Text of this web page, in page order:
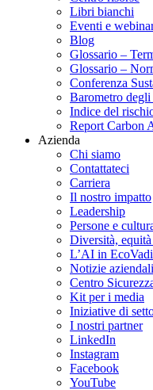
Libri bianchi
Eventi e
Blog
Glossario –
Glossario –
Conferenza
Barometro
Indice del
Report Carbon
Azienda
Chi siamo
Contattateci
Carriera
Il nostro impatto
Leadership
Persone e
Diversità,
L’AI in
Notizie aziendali
Centro
Kit per i media
Iniziative di
I nostri partner
LinkedIn
Instagram
Facebook
YouTube